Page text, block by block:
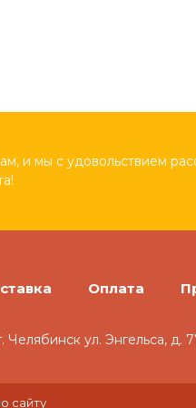
и мы с удовольствием
Оплата
Челябинск ул. Энгельса, д.